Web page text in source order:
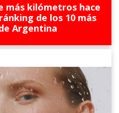
más kilómetros hace
de los 10 más
Argentina